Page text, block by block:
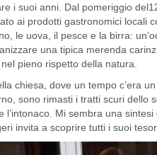
i suoi anni. Dal pomeriggio
ai prodotti gastronomici locali
le uova, il pesce e la birra:
una tipica merenda
pieno rispetto della natura.
chiesa, dove un tempo c’era
sono rimasti i tratti scuri dello
l’intonaco. Mi sembra una
invita a scoprire tutti i suoi